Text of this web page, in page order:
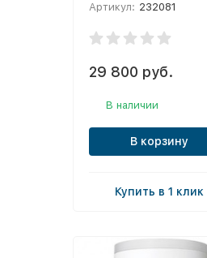
Артикул: 232081
29 800 руб.
В наличии
В корзину
Купить в 1 клик